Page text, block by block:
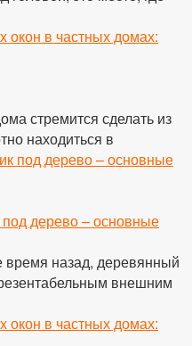
стремится сделать из
находиться в
дерево – основные
назад, деревянный
внешним